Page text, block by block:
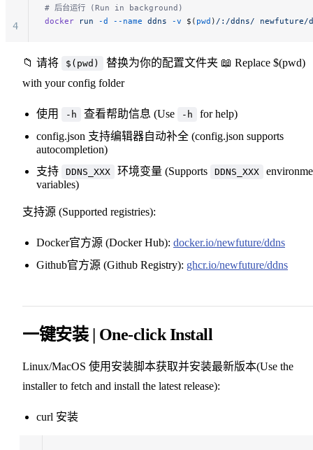
# 后台运行 (Run in background)
docker run -d --name ddns -v $( pwd ) /:/ddns/ newfuture/
4
📁 请将 $(pwd)
替换为你的配置文件夹 📖 Replace $(pwd)
with your config folder
使用 -h 查看帮助信息 (Use -h
for help)
config.json 支持编辑器自动补全 (config.json supports
autocompletion)
支持
DDNS_XXX 环境变量 (Supports DDNS_XXX
variables)
支持源 (Supported registries):
Docker官方源 (Docker Hub): docker.io/newfuture/ddns
Github官方源 (Github Registry): ghcr.io/newfuture/ddns
一键安装 | One-click Install
Linux/MacOS 使用安装脚本获取并安装最新版本(Use the
installer to fetch and install the latest release):
curl 安装